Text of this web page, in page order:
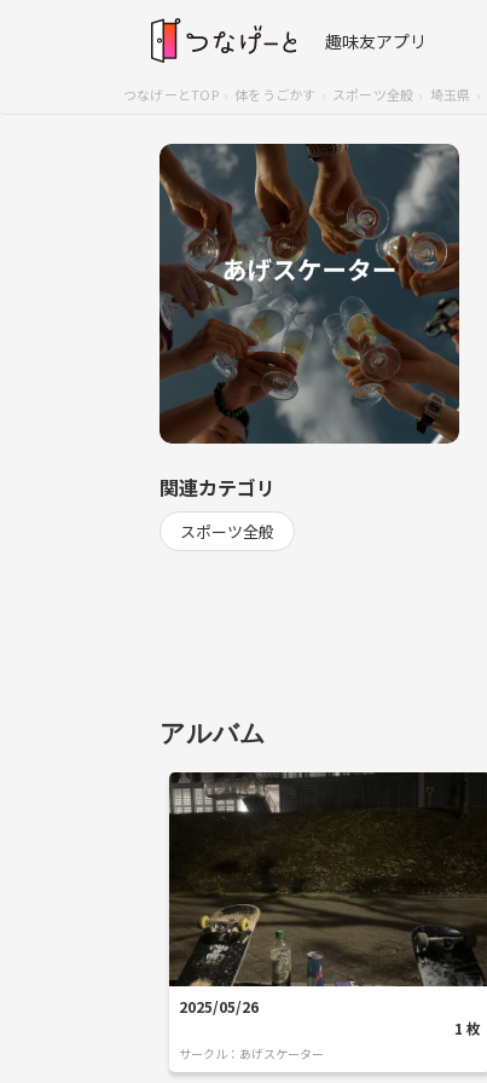
趣味友アプリ
つなげーとTOP 体をうごかす スポーツ全般 埼玉県
関連カテゴリ
スポーツ全般
アルバム
2025/05/26
1 枚
サークル： あげスケーター